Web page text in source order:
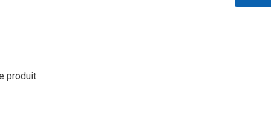
produit